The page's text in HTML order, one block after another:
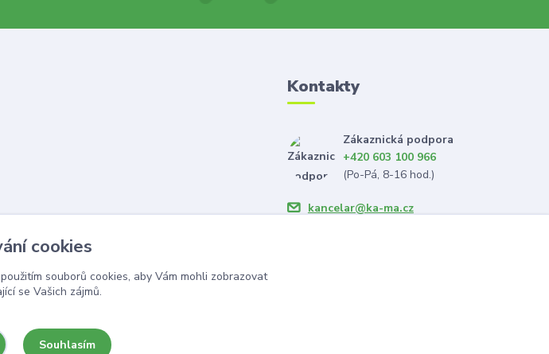
Kontakty
Zákaznická podpora
+420 603 100 966
(Po-Pá, 8-16 hod.)
kancelar@ka-ma.cz
cookies
souborů cookies, aby Vám mohli zobrazovat
se Vašich zájmů.
Souhlasím